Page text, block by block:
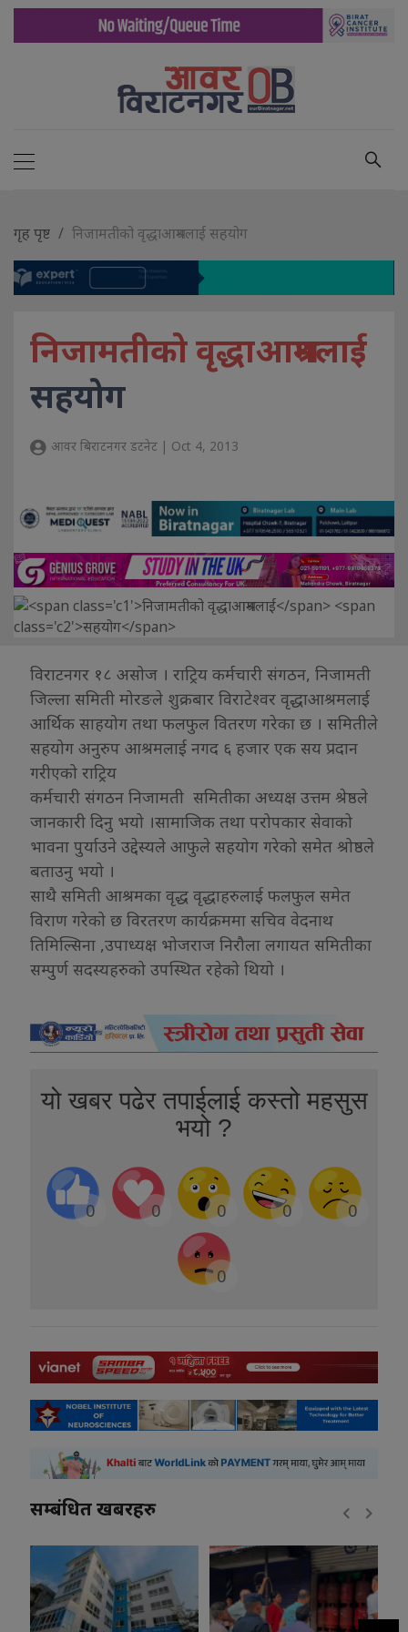
गृह पृष्ट निजामतीको वृद्धाआश्रमलाई सहयोग
निजामतीको वृद्धाआश्रमलाई
सहयोग
आवर बिराटनगर डटनेट | Oct 4, 2013
विराटनगर १८ असोज । राट्रिय कर्मचारी संगठन, निजामती
जिल्ला समिती मोरङले शुक्रबार विराटेश्वर वृद्धाआश्रमलाई
आर्थिक साहयोग तथा फलफुल वितरण गरेका छ । समितीले
सहयोग अनुरुप आश्रमलाई नगद ६ हजार एक सय प्रदान
गरीएको राट्रिय
कर्मचारी संगठन निजामती समितीका अध्यक्ष उत्तम श्रेष्ठले
जानकारी दिनु भयो ।सामाजिक तथा परोपकार सेवाको
भावना पुर्याउने उद्देस्यले आफुले सहयोग गरेको समेत श्रोष्ठले
बताउनु भयो ।
साथै समिती आश्रमका वृद्ध वृद्धाहरुलाई फलफुल समेत
विराण गरेको छ विरतरण कार्यक्रममा सचिव वेदनाथ
तिमिल्सिना ,उपाध्यक्ष भोजराज निरौला लगायत समितीका
सम्पुर्ण सदस्यहरुको उपस्थित रहेको थियो ।
यो खबर पढेर तपाईलाई कस्तो महसुस
भयो ?
0 0 0 0 0
0
सम्बंधित खबरहरु